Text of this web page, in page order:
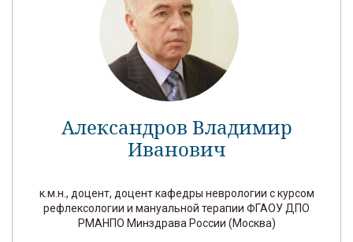
Александров Владимир
Иванович
к.м.н., доцент, доцент кафедры неврологии с курсом
рефлексологии и мануальной терапии ФГАОУ ДПО
РМАНПО Минздрава России (Москва)